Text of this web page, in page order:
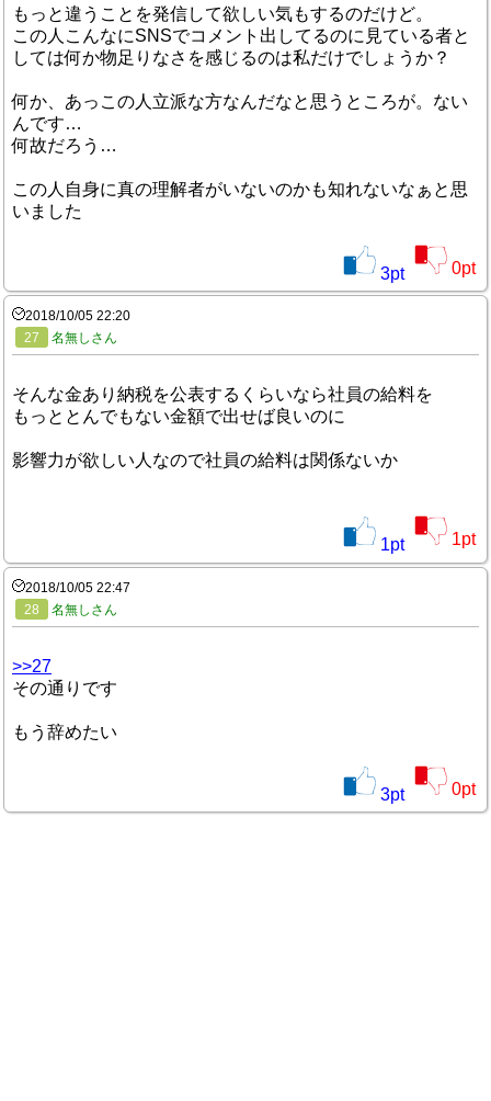
もっと違うことを発信して欲しい気もするのだけど。
この人こんなにSNSでコメント出してるのに見ている者と
しては何か物足りなさを感じるのは私だけでしょうか？
何か、あっこの人立派な方なんだなと思うところが。ない
んです…
何故だろう…
この人自身に真の理解者がいないのかも知れないなぁと思
いました
3pt 0pt
2018/10/05 22:20
27
名無しさん
そんな金あり納税を公表するくらいなら社員の給料を
もっととんでもない金額で出せば良いのに
影響力が欲しい人なので社員の給料は関係ないか
1pt 1pt
2018/10/05 22:47
28
名無しさん
>>27
その通りです
もう辞めたい
3pt 0pt